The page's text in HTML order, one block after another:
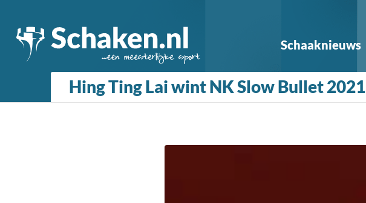
Schaaknieuws
Hing Ting Lai wint NK Slow Bullet 2021